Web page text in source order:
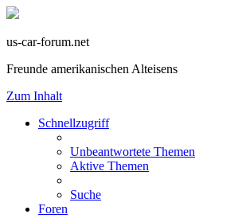
us-car-forum.net
Freunde amerikanischen Alteisens
Zum Inhalt
Schnellzugriff
Unbeantwortete Themen
Aktive Themen
Suche
Foren